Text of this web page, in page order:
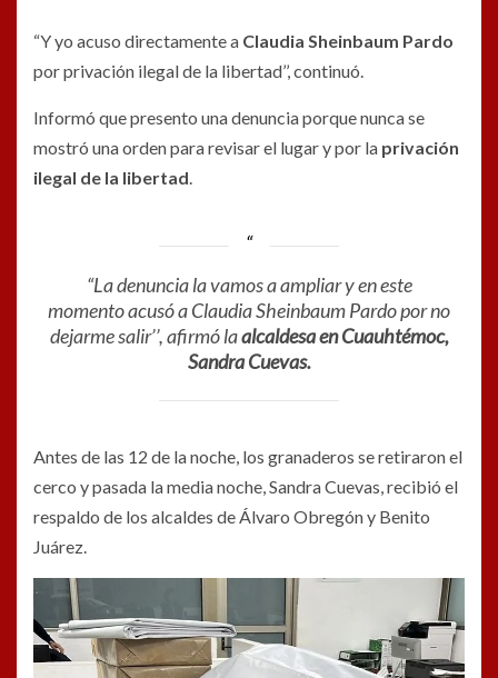
“Y yo acuso directamente a Claudia Sheinbaum Pardo
por privación ilegal de la libertad’’, continuó.
Informó que presento una denuncia porque nunca se
mostró una orden para revisar el lugar y por la privación
ilegal de la libertad.
“La denuncia la vamos a ampliar y en este
momento acusó a Claudia Sheinbaum Pardo por no
dejarme salir’’, afirmó laalcaldesa en Cuauhtémoc,
Sandra Cuevas.
Antes de las 12 de la noche, los granaderos se retiraron el
cerco y pasada la media noche, Sandra Cuevas, recibió el
respaldo de los alcaldes de Álvaro Obregón y Benito
Juárez.